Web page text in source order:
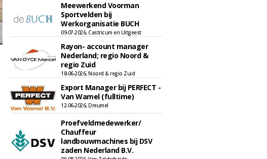
Meewerkend Voorman
Sportvelden bij
Werkorganisatie BUCH
09-07-2026, Castricum en Uitgeest
Rayon- account manager
Nederland; regio Noord &
regio Zuid
18-06-2026, Noord & regio Zuid
Export Manager bij PERFECT -
Van Wamel (fulltime)
12-06-2026, Dreumel
Proefveldmedewerker/
Chauffeur
landbouwmachines bij DSV
zaden Nederland B.V.